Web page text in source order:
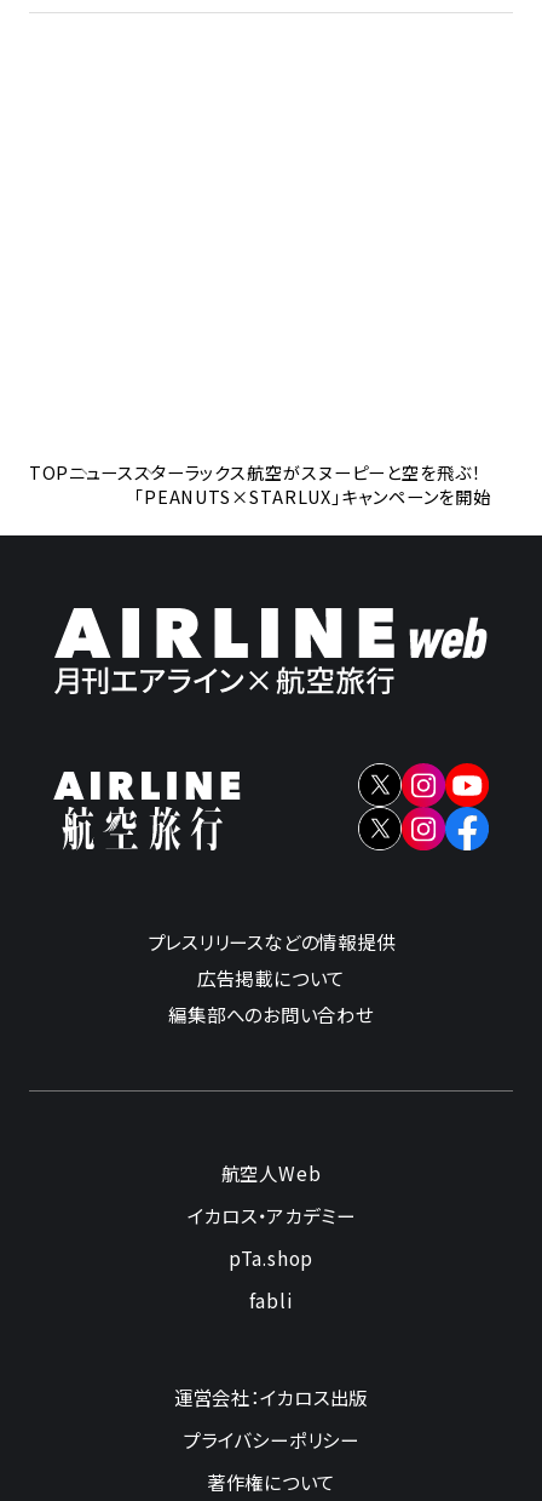
TOPニューススターラックス航空がスヌーピーと空を飛ぶ！
「PEANUTS×STARLUX」キャンペーンを開始
プレスリリースなどの情報提供
広告掲載について
編集部へのお問い合わせ
航空人Web
イカロス・アカデミー
pTa.shop
fabli
運営会社：イカロス出版
プライバシーポリシー
著作権について